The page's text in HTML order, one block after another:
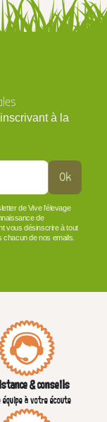
à la
Ok
de Vive l'élevage
de
vous désinscrire à tout
de nos emails.
& conseils
équipe à votre écoute